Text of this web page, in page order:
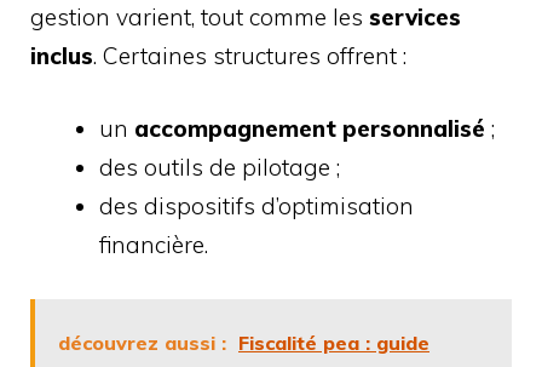
gestion varient, tout comme les services
inclus. Certaines structures offrent :
un accompagnement personnalisé ;
des outils de pilotage ;
des dispositifs d’optimisation
financière.
découvrez aussi : Fiscalité pea : guide